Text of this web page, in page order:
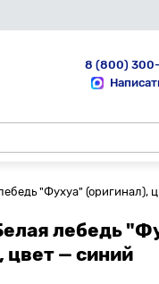
8 (800)
"Фухуа" (оригинал),
лебедь
цвет — синий